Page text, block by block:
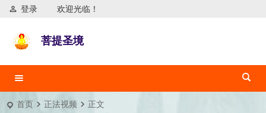
欢迎光临！
登录
菩提圣境
首页 正法视频 正文